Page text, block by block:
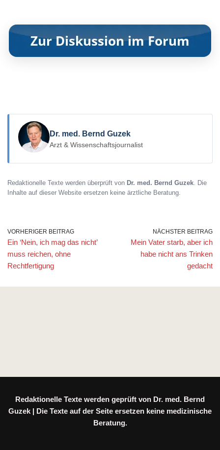
Dr. med. Bernd Guzek
Arzt & Wissenschaftsjournalist
Redaktionelle Texte werden überprüft von Dr. med. Bernd Guzek. Die
Inhalte auf dieser Website ersetzen keine ärztliche Beratung.
VORHERIGER BEITRAG
Ein ‘Nein, ich mag das nicht’
muss reichen, ohne
Rechtfertigung
NÄCHSTER BEITRAG
Mein Vater starb, aber ich
habe nicht ans Trinken
gedacht
Redaktionelle Texte werden geprüft von Dr. med. Bernd
Guzek | Die Texte auf der Seite ersetzen keine medizinische
Beratung.